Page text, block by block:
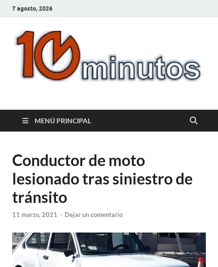
7 agosto, 2026
10minutos.com.uy
MENÚ PRINCIPAL
Conductor de moto
lesionado tras siniestro de
tránsito
11 marzo, 2021 - Dejar un comentario